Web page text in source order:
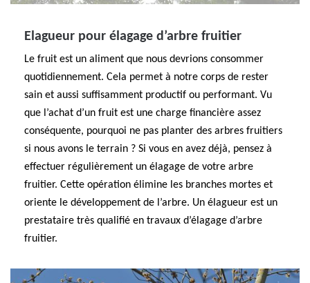
Elagueur pour élagage d’arbre fruitier
Le fruit est un aliment que nous devrions consommer
quotidiennement. Cela permet à notre corps de rester
sain et aussi suffisamment productif ou performant. Vu
que l’achat d’un fruit est une charge financière assez
conséquente, pourquoi ne pas planter des arbres fruitiers
si nous avons le terrain ? Si vous en avez déjà, pensez à
effectuer régulièrement un élagage de votre arbre
fruitier. Cette opération élimine les branches mortes et
oriente le développement de l’arbre. Un élagueur est un
prestataire très qualifié en travaux d’élagage d’arbre
fruitier.